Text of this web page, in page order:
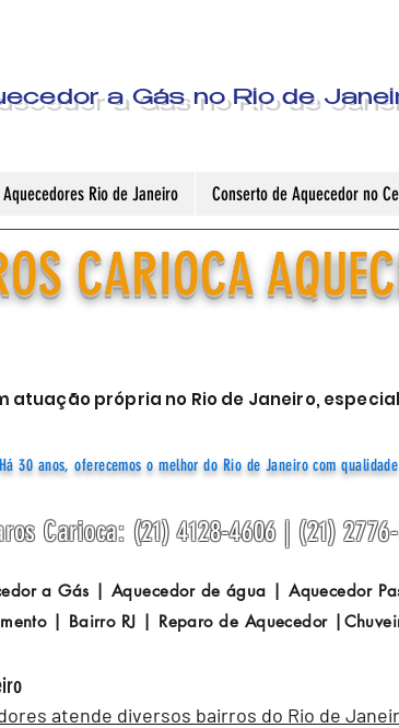
a Gás no Rio de
Rio de Janeiro Conserto de Aquecedor no
CARIOCA
atuação própria no Rio de Janeiro,
30 anos, oferecemos o melhor do Rio de Janeiro com
Carioca: (21) 4128-4606 | (21)
a Gás | Aquecedor de água | Aquecedor
| Bairro RJ | Reparo de Aquecedor
atende diversos bairros do Rio de